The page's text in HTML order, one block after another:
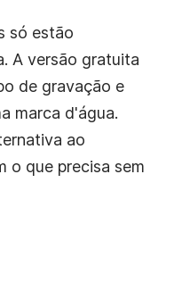
só estão
A versão gratuita
de gravação e
marca d'água.
ao
o que precisa sem